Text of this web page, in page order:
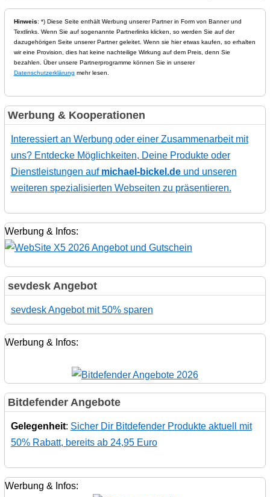
Hinweis: *) Diese Seite enthält Werbung unserer Partner in Form von Banner und
Textlinks. Wenn Sie auf sogenannte Partnerlinks klicken, so werden Sie auf der
dazugehörigen Seite unserer Partner geleitet. Wenn sie hier etwas kaufen, so erhalten
wir eine Provision, dies hat keine nachteilige Wirkung auf dem Preis, denn Sie
bezahlen. Über unsere Partnerprogramme können Sie in unserer
Datenschutzerklärung mehr lesen.
Werbung & Kooperationen
Interessiert an Werbung oder einer Zusammenarbeit mit
uns? Entdecke Möglichkeiten, Deine Produkte oder
Dienstleistungen auf michael-bickel.deund unseren
weiteren spezialisierten Webseiten zu präsentieren.
Werbung & Infos:
sevdesk Angebot
sevdesk Angebot mit 50% sparen
Werbung & Infos:
Bitdefender Angebote
Gelegenheit: Sicher Dir Bitdefender Produkte aktuell mit
50% Rabatt, bereits ab 24,95 Euro
Werbung & Infos: